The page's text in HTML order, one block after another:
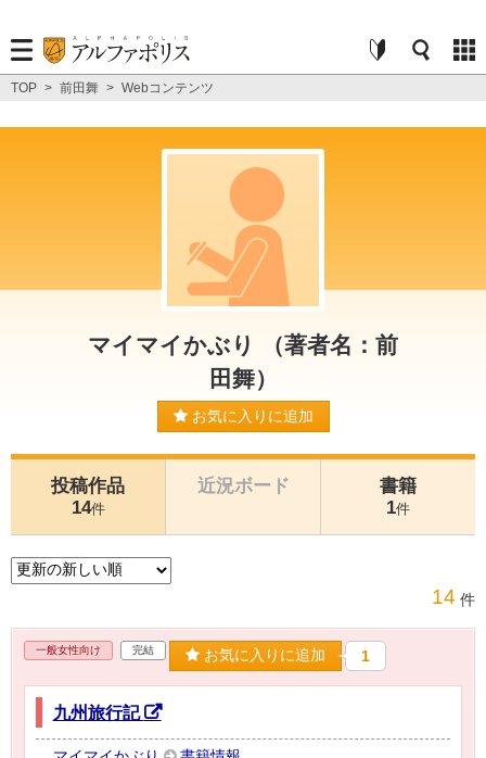
TOP > 前田舞 > Webコンテンツ
マイマイかぶり （著者名：前
田舞）
お気に入りに追加
投稿作品
14件
近況ボード
書籍
1件
14 件
一般女性向け 完結 お気に入りに追加 1
九州旅行記